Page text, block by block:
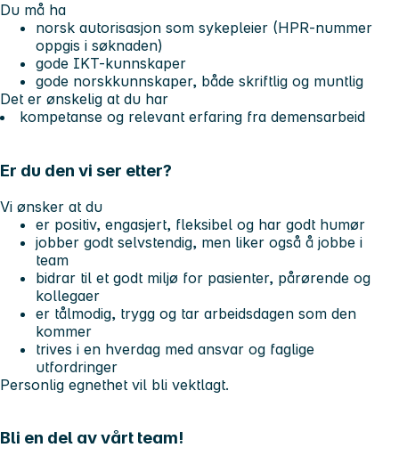
Du må ha
norsk autorisasjon som sykepleier (HPR-nummer
oppgis i søknaden)
gode IKT-kunnskaper
gode norskkunnskaper, både skriftlig og muntlig
Det er ønskelig at du har
kompetanse og relevant erfaring fra demensarbeid
Er du den vi ser etter?
Vi ønsker at du
er positiv, engasjert, fleksibel og har godt humør
jobber godt selvstendig, men liker også å jobbe i
team
bidrar til et godt miljø for pasienter, pårørende og
kollegaer
er tålmodig, trygg og tar arbeidsdagen som den
kommer
trives i en hverdag med ansvar og faglige
utfordringer
Personlig egnethet vil bli vektlagt.
Bli en del av vårt team!